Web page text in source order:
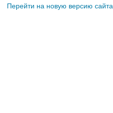
Перейти на новую версию сайта.